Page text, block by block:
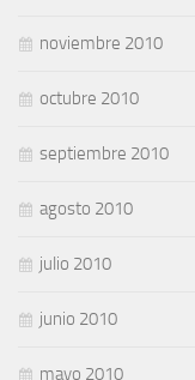
noviembre 2010
octubre 2010
septiembre 2010
agosto 2010
julio 2010
junio 2010
mayo 2010